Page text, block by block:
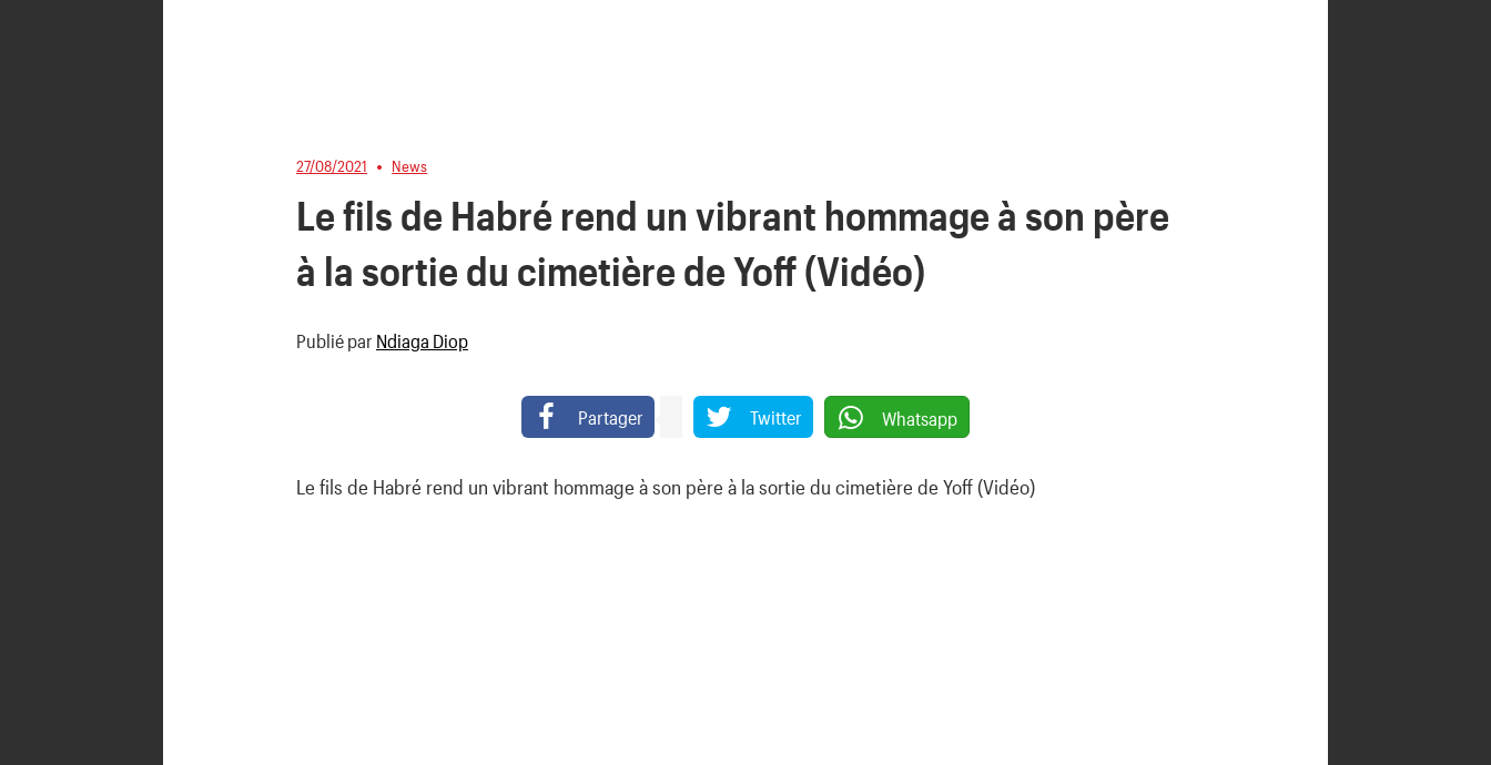
27/08/2021 News
Le fils de Habré rend un vibrant hommage à son père
à la sortie du cimetière de Yoff (Vidéo)
Publié par Ndiaga Diop
Partager Twitter Whatsapp
Le fils de Habré rend un vibrant hommage à son père à la sortie du cimetière de Yoff (Vidéo)